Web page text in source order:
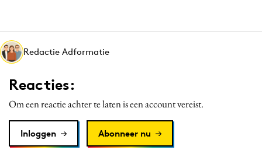
Martech
Media
Merkstrategie
PR
Programmatic
Reputatie & crisis
Redactie Adformatie
Reacties:
Om een reactie achter te laten is een account vereist.
Inloggen Abonneer nu